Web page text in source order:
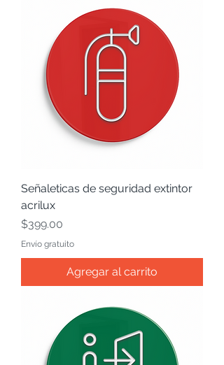
Señaleticas de seguridad extintor
acrilux
Precio
$399.00
Envío gratuito
Agregar al carrito